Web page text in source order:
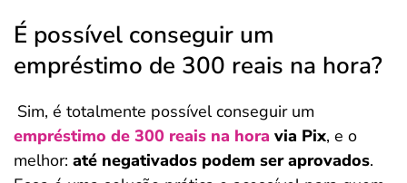
É possível conseguir um
empréstimo de 300 reais na hora?
Sim, é totalmente possível conseguir um
empréstimo de 300 reais na hora via Pix, e o
melhor: até negativados podem ser aprovados.